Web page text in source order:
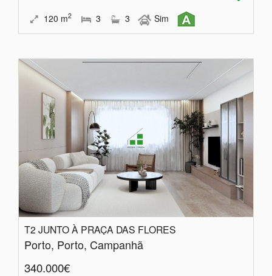
120 m2 3 3 Sim
T2 JUNTO À PRAÇA DAS FLORES
Porto, Porto, Campanhã
340.000€